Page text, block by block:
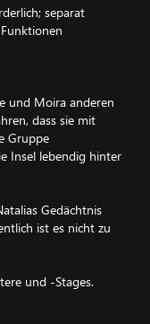
separat
und Moira anderen
dass sie mit
Gruppe
Insel lebendig hinter
Gedächtnis
ist es nicht zu
und -Stages.